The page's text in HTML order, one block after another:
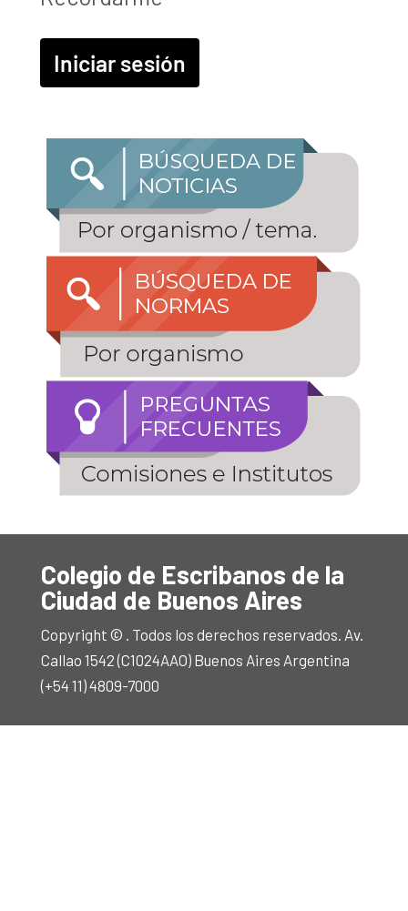
Colegio de Escribanos de la
Ciudad de Buenos Aires
Copyright © . Todos los derechos reservados. Av.
Callao 1542 (C1024AAO) Buenos Aires Argentina
(+54 11) 4809-7000